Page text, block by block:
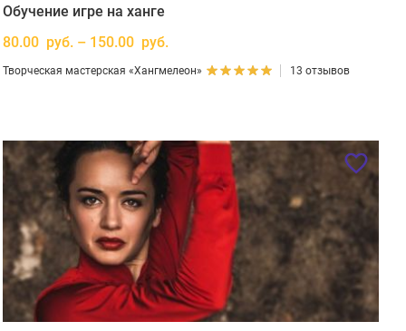
Обучение игре на ханге
80.00 руб. – 150.00 руб.
Творческая мастерская «Хангмелеон» 13 отзывов